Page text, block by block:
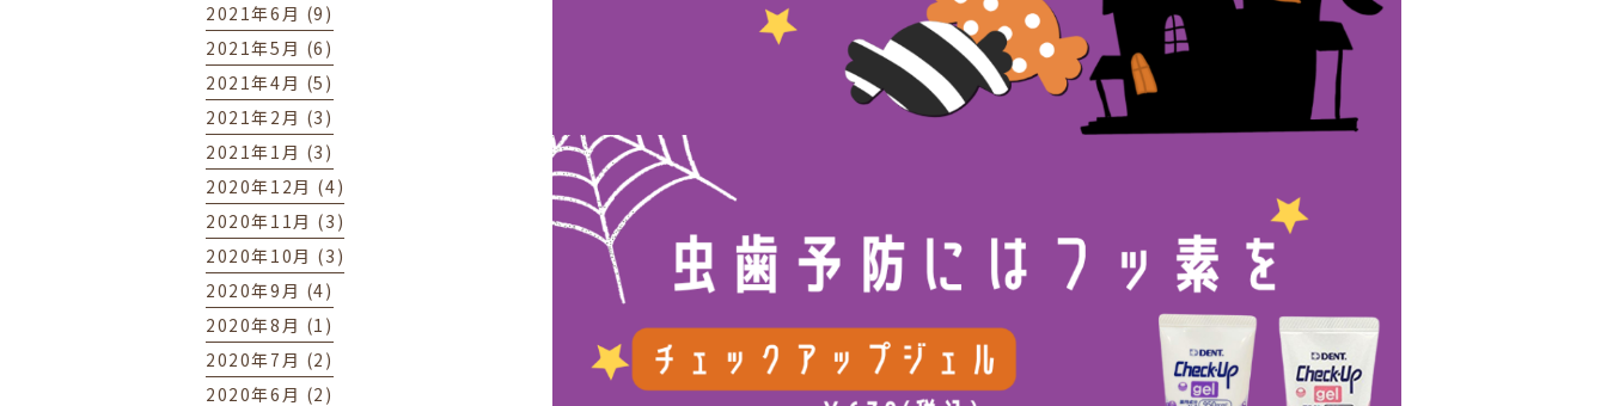
2021年6月 (9)
2021年5月 (6)
2021年4月 (5)
2021年2月 (3)
2021年1月 (3)
2020年12月 (4)
2020年11月 (3)
2020年10月 (3)
2020年9月 (4)
2020年8月 (1)
2020年7月 (2)
2020年6月 (2)